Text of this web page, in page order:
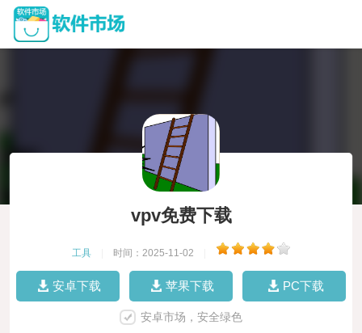
vpv免费下载
工具 时间：2025-11-02
安卓下载 苹果下载 PC下载
安卓市场，安全绿色